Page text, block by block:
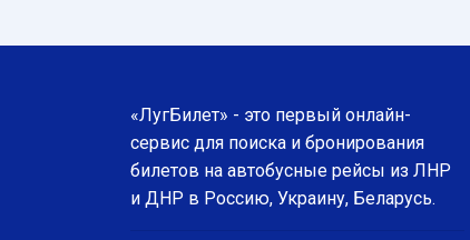
«ЛугБилет» - это первый онлайн-
сервис для поиска и бронирования
билетов на автобусные рейсы из ЛНР
и ДНР в Россию, Украину, Беларусь.